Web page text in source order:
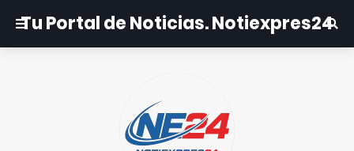
Tu Portal de Noticias. Notiexpres24